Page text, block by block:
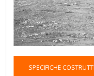
SPECIFICHE